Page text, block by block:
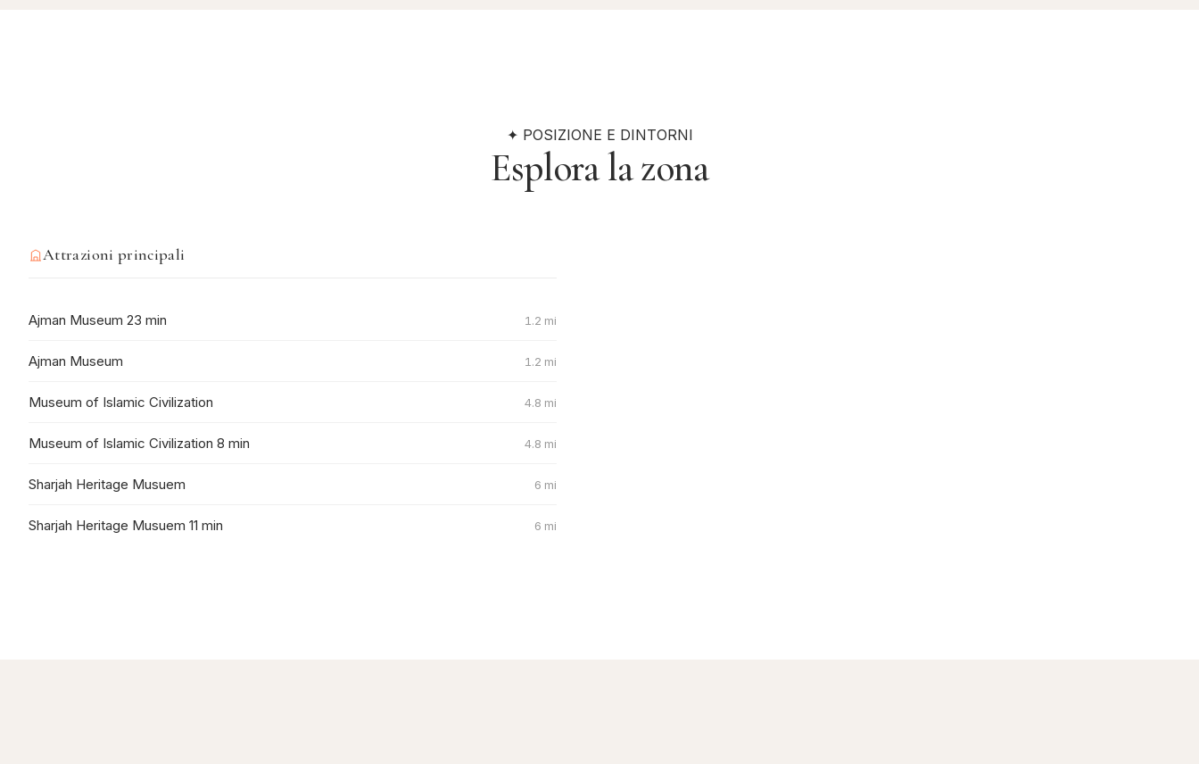
✦ POSIZIONE E DINTORNI
Esplora la zona
Attrazioni principali
Ajman Museum 23 min 1.2 mi
Ajman Museum 1.2 mi
Museum of Islamic Civilization 4.8 mi
Museum of Islamic Civilization 8 min 4.8 mi
Sharjah Heritage Musuem 6 mi
Sharjah Heritage Musuem 11 min 6 mi